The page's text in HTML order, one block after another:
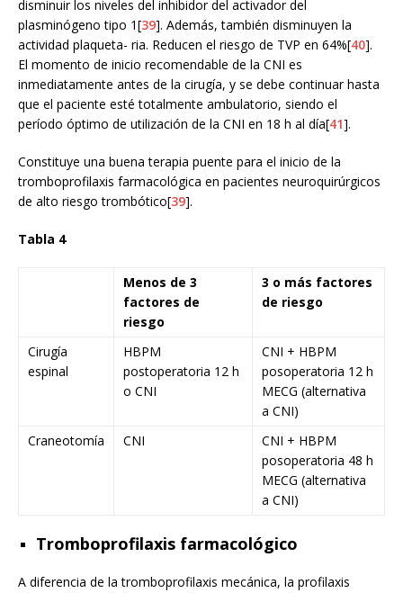
disminuir los niveles del inhibidor del activador del
plasminógeno tipo 1[39]. Además, también disminuyen la
actividad plaqueta- ria. Reducen el riesgo de TVP en 64%[40].
El momento de inicio recomendable de la CNI es
inmediatamente antes de la cirugía, y se debe continuar hasta
que el paciente esté totalmente ambulatorio, siendo el
período óptimo de utilización de la CNI en 18 h al día[41].
Constituye una buena terapia puente para el inicio de la
tromboprofilaxis farmacológica en pacientes neuroquirúrgicos
de alto riesgo trombótico[39].
Tabla 4
Menos de 3
factores de
riesgo
3 o más factores
de riesgo
Cirugía
espinal
HBPM
postoperatoria 12 h
o CNI
CNI + HBPM
posoperatoria 12 h
MECG (alternativa
a CNI)
Craneotomía
CNI
CNI + HBPM
posoperatoria 48 h
MECG (alternativa
a CNI)
Tromboprofilaxis farmacológico
A diferencia de la tromboprofilaxis mecánica, la profilaxis